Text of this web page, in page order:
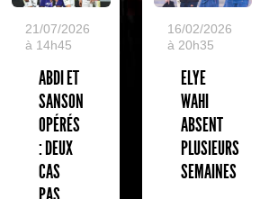
21/07/2026
à 14h45
ABDI ET
SANSON
OPÉRÉS
: DEUX
CAS
16/02/2026
à 20h35
ELYE
WAHI
ABSENT
PLUSIEURS
SEMAINES